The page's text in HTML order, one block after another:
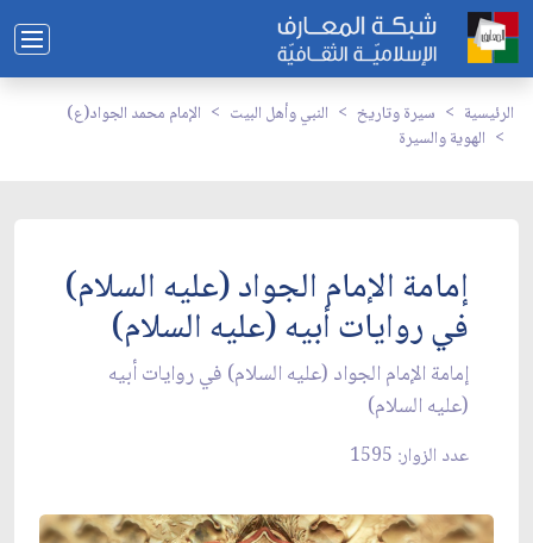
الرئيسية سيرة وتاريخ النبي وأهل البيت
الإمام محمد الجواد(ع)
الهوية والسيرة
إمامة الإمام الجواد (عليه السلام)
في روايات أبيه (عليه السلام)
إمامة الإمام الجواد (عليه السلام) في روايات أبيه
(عليه السلام)
عدد الزوار: 1595